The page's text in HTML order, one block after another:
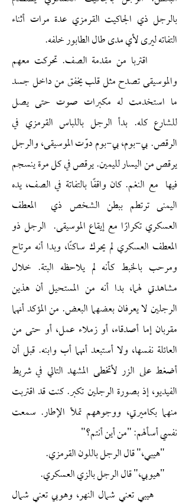
بالرجل ذي الجاكيت القرمزي عدة مرات أثناء
التفاته ليرى لأي مدى طال الطابور خلفه.
اقتربا من مقدمة الصف. تحركت معهم
والموسيقى تصدح مثل قلب يخفق من داخل جسد
ما استخدمت له مكبرات صوت حتى يصل
للشارع كله. بدأ الرجل باللباس القرمزي في
الرقص. بي-بوم، بي-بوم دوّت الموسيقى، والرجل
يرقص من اليسار لليمين. يرقص في كل مرة ينسجم
فيها مع النغم. كان واقفًا بالتفاتة في الصف، يده
اليمنى ترتطم ببطن الشخص ذي المعطف
العسكري تكرارًا مع إيقاع الموسيقى. الرجل ذو
المعطف العسكري لم يحرك ساكنًا، وبدا أنه مرتاح
ومرحب بالخبط كأنه لم يلاحظه البتة. خلال
مشاهدتي لهما، بدا أنه من المستحيل أن هذين
الرجلين لا يعرفان بعضهما البعض. من المؤكد أنهما
مقربان إما أصدقاء، أو زملاء عمل، أو حتى من
العائلة نفسها، ولا أستبعد أنهما أب وابنه. قبل أن
أضغط على الزر لأتخطى المشهد التالي في شريط
الفيديو، إذ بصورة الرجلين تكبر. كنت قد اقتربت
منهما بكاميرتي، ووجوههم تملأ الإطار. سمعت
نفسي أسألهم: "من أين أنتم؟"
"هيبي،" قال الرجل باللون القرمزي.
"هيوبي،" قال الرجل بالزي العسكري.
هيبي تعني شمال النهر، وهوبي تعني شمال